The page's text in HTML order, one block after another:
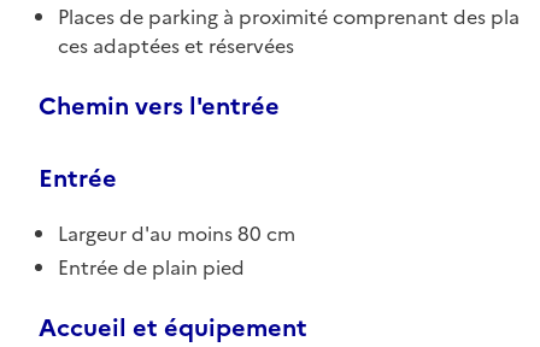
Places de parking à proximité comprenant des pla
ces adaptées et réservées
Chemin vers l'entrée
Entrée
Largeur d'au moins 80 cm
Entrée de plain pied
Accueil et équipement